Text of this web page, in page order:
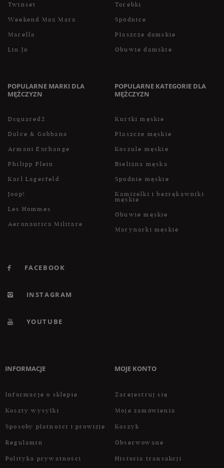
Twinset
Weekend Max Mara
Marella
Liu Jo
Torebki
Spódnice
Płaszcze damskie
Obuwie damskie
POPULARNE MARKI DLA
MĘŻCZYZN
Dsquared2
Dolce & Gabbana
Armani Exchange
Philipp Plein
Karl Lagerfeld
Joop!
Les Hommes
Aeronautica Militare
POPULARNE KATEGORIE DLA
MĘŻCZYZN
Kurtki męskie
Płaszcze męskie
Koszule męskie
Bielizna męska
Spodnie męskie
Kamizelki i bezrękawniki
męskie
Obuwie męskie
Marynarki męskie
FACEBOOK
INSTAGRAM
YOUTUBE
INFORMACJE
Informacje o sklepie
Koszty wysyłki
Sposoby płatności i prowizje
Regulamin
Polityka prywatności
MOJE KONTO
Zarejestruj się
Moje zamówienia
Koszyk
Obserwowane
Historia transakcji